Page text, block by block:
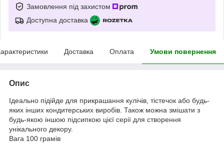
Замовлення під захистом
Доступна доставка
Доставка Оплата Умови повернення
Опис
Ідеально підійде для прикрашання кулічів, тістечок або будь-
яких інших кондитерських виробів. Також можна змішати з
будь-якою іншою підсипкою цієї серії для створення
унікального декору.
Вага 100 грамів